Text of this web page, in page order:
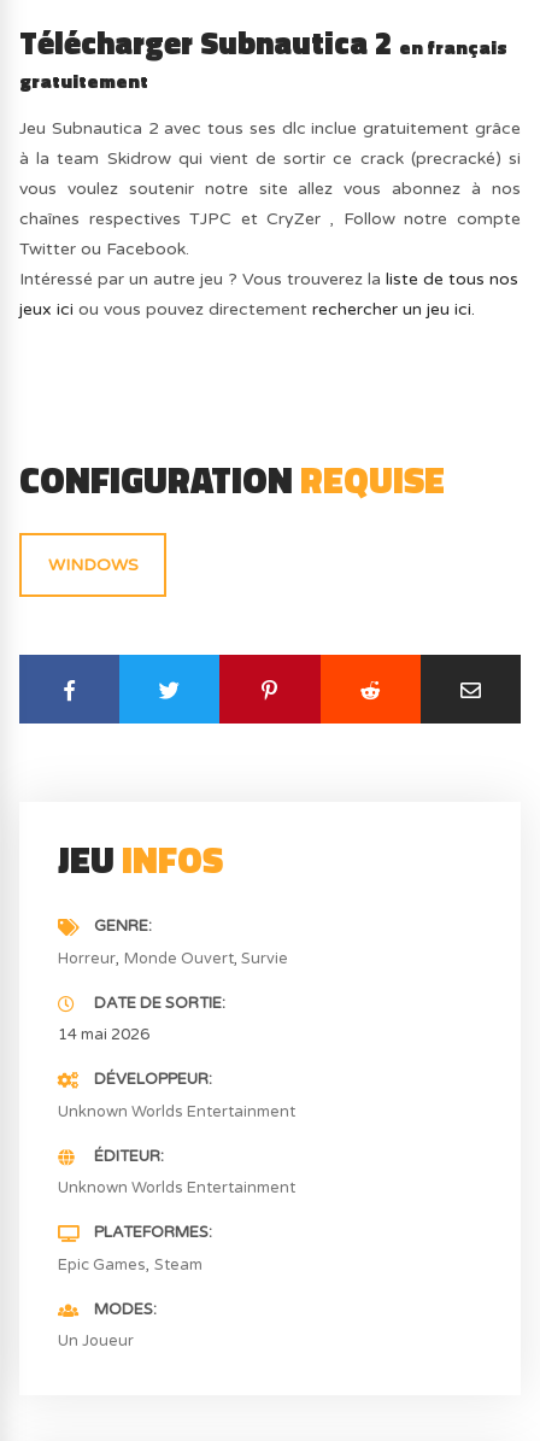
Télécharger Subnautica 2 en français
gratuitement
Jeu Subnautica 2 avec tous ses dlc inclue gratuitement grâce
à la team Skidrow qui vient de sortir ce crack (precracké) si
vous voulez soutenir notre site allez vous abonnez à nos
chaînes respectives TJPC et CryZer , Follow notre compte
Twitter ou Facebook.
Intéressé par un autre jeu ? Vous trouverez laliste de tous nos
jeux ici ou vous pouvez directementrechercher un jeu ici.
CONFIGURATIONREQUISE
WINDOWS
JEUINFOS
GENRE
Horreur Monde Ouvert Survie
DATE DE SORTIE
14 mai 2026
DÉVELOPPEUR
Unknown Worlds Entertainment
ÉDITEUR
Unknown Worlds Entertainment
PLATEFORMES
Epic Games Steam
MODES
Un Joueur